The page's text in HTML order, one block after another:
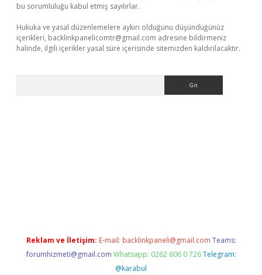
bu sorumluluğu kabul etmiş sayılırlar.
Hukuka ve yasal düzenlemelere aykırı olduğunu düşündüğünüz
içerikleri, backlinkpanelicomtr@gmail.com adresine bildirmeniz
halinde, ilgili içerikler yasal süre içerisinde sitemizden kaldırılacaktır.
Reklam ve İletişim: E-mail: backlinkpaneli@gmail.com Teams:
forumhizmeti@gmail.com Whatsapp: 0262 606 0 726 Telegram:
@karabul